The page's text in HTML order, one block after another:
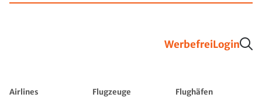
WerbefreiLogin
Airlines Flugzeuge
Flughäfen